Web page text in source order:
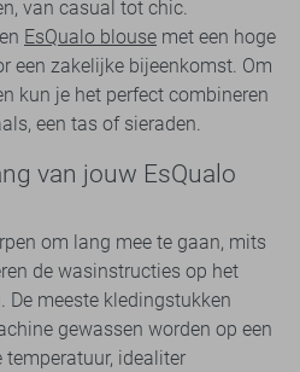
van casual tot chic.
EsQualo blouse met een hoge
een zakelijke bijeenkomst. Om
kun je het perfect combineren
een tas of sieraden.
van jouw EsQualo
om lang mee te gaan, mits
de wasinstructies op het
meeste kledingstukken
gewassen worden op een
idealiter